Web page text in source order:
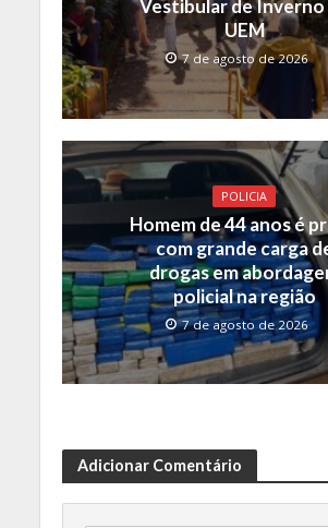
Vestibular de Inverno
UEM
7 de agosto de 2026
POLICIA
Homem de 44 anos é
com grande carga
drogas em
policial na região
7 de agosto de 2026
Adicionar Comentário